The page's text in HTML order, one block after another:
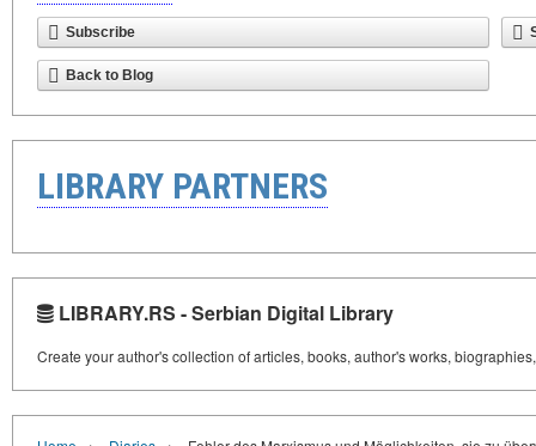
Subscribe
Back to Blog
LIBRARY PARTNERS
LIBRARY.RS - Serbian Digital Library
Create your author's collection of articles, books, author's works,